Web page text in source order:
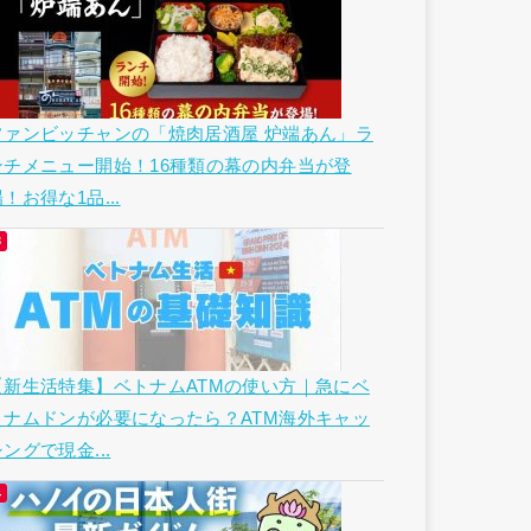
ァンビッチャンの「焼肉居酒屋 炉端あん」ラ
チメニュー開始！16種類の幕の内弁当が登
！お得な1品...
新生活特集】ベトナムATMの使い方｜急にベ
ナムドンが必要になったら？ATM海外キャッ
ングで現金...